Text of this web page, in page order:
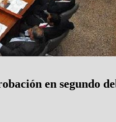
en segundo